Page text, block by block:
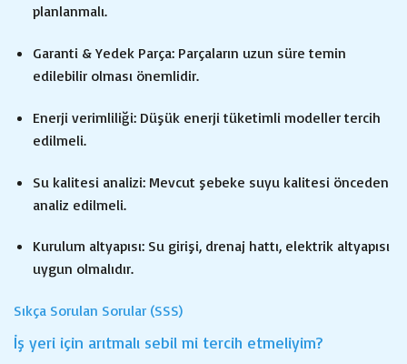
planlanmalı.
Garanti & Yedek Parça: Parçaların uzun süre temin
edilebilir olması önemlidir.
Enerji verimliliği: Düşük enerji tüketimli modeller tercih
edilmeli.
Su kalitesi analizi: Mevcut şebeke suyu kalitesi önceden
analiz edilmeli.
Kurulum altyapısı: Su girişi, drenaj hattı, elektrik altyapısı
uygun olmalıdır.
Sıkça Sorulan Sorular (SSS)
İş yeri için arıtmalı sebil mi tercih etmeliyim?